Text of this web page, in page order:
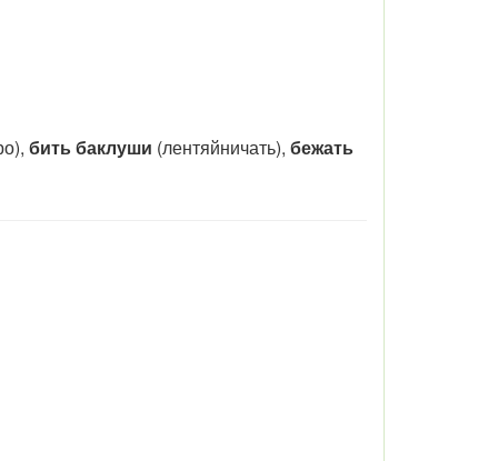
бить баклуши (лентяйничать), бежать